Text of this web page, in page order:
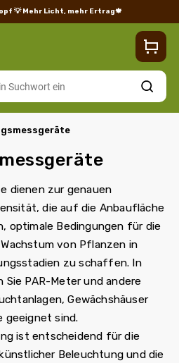
💡 Mehr Licht, mehr Ertrag🍁
Suchen
dienen zur genauen
die auf die Anbaufläche
optimale Bedingungen für die
von Pflanzen in
zu schaffen. In
PAR-Meter und andere
Gewächshäuser
geeignet sind.
ist entscheidend für die
Beleuchtung und die